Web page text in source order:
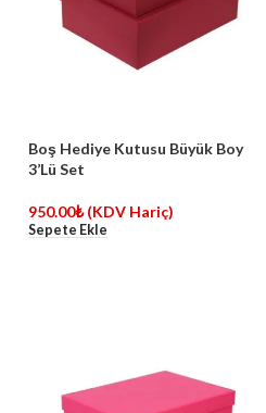
Boş Hediye Kutusu Büyük Boy
3’Lü Set
950.00₺ (KDV Hariç)
Sepete Ekle